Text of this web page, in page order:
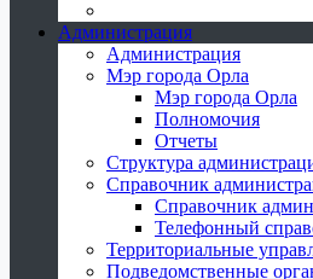
Администрация
Администрация
Мэр города Орла
Мэр города Орла
Полномочия
Отчеты
Структура
Справочник
Справочник
Телефонный
Территориальные
Подведомственные